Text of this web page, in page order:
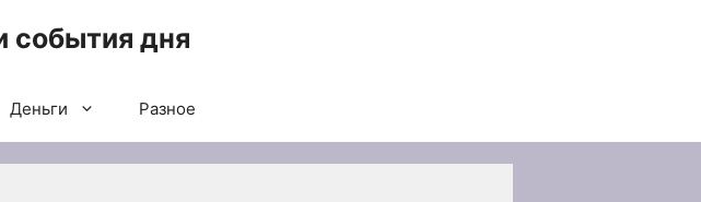
события дня
Деньги Разное